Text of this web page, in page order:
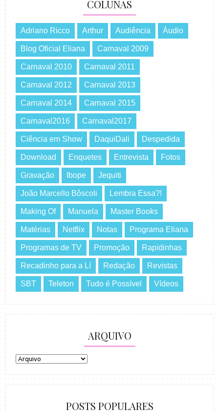
COLUNAS
Adriano Ricco Arthur Audiência Áudio
Blog Oficial Eliana Carnaval 2009
Carnaval 2010 Carnaval 2011
Carnaval 2012 Carnaval 2013
Carnaval 2014 Carnaval 2015
Carnaval2016 Carnaval2017
Ciência em Show DaquiDali Despedida
Download Enquetes Entrevista Fotos
Gravação Ibope Jequiti
João Marcello Bôscoli Lembra Essa?!
Making Of Manuela Master Books
Matérias Netflix Notas Programa Eliana
Programas de TV Promoção Rapidinhas
Recadinho para a Lí Redação Revistas
SBT Teleton Tudo é Possível Vídeos
ARQUIVO
POSTS POPULARES